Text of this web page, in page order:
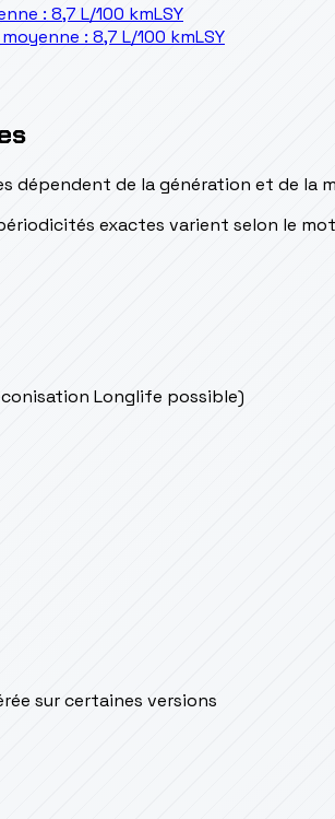
: 8,7 L/100 kmLSY
: 8,7 L/100 kmLSY
dépendent de la génération et de
exactes varient selon le
Longlife possible)
sur certaines versions